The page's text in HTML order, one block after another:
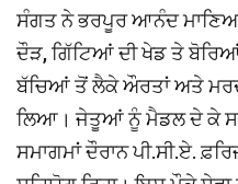
ਸੰਗਤ ਨੇ ਭਰਪੂਰ ਆਨੰਦ ਮਾਣਿਆ।
ਦੌੜ, ਗਿੱਟਿਆਂ ਦੀ ਖੇਡ ਤੇ
ਬੱਚਿਆਂ ਤੋਂ ਲੈਕੇ ਔਰਤਾਂ ਅਤੇ
ਲਿਆ। ਜੇਤੂਆਂ ਨੂੰ ਮੈਡਲ ਦੇ ਕੇ
ਸਮਾਗਮਾਂ ਦੌਰਾਨ ਪੀ.ਸੀ.ਏ.